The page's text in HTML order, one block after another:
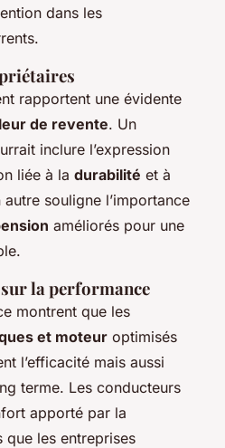
dans les
rapportent une évidente
de revente. Un
inclure l’expression
liée à la durabilité et à
autre souligne l’importance
améliorés pour une
la performance
montrent que les
et moteur optimisés
l’efficacité mais aussi
terme. Les conducteurs
apporté par la
que les entreprises